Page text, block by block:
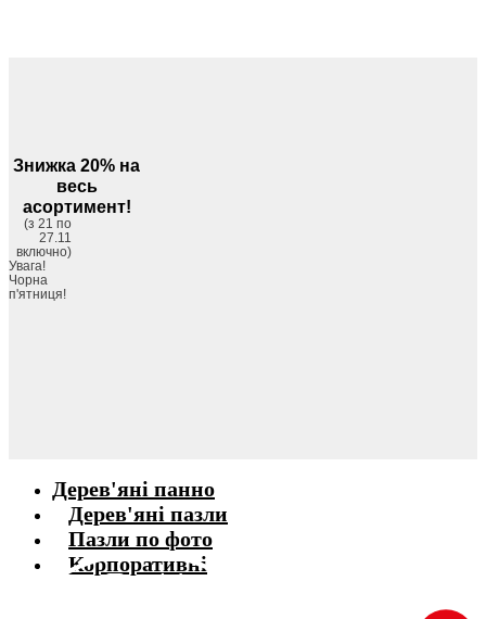
Знижка 20% на
весь
асортимент!
(з 21 по
27.11
включно)
Увага!
Чорна
п'ятниця!
Дерев'яні панно
Дерев'яні пазли
Пазли по фото
Корпоративні